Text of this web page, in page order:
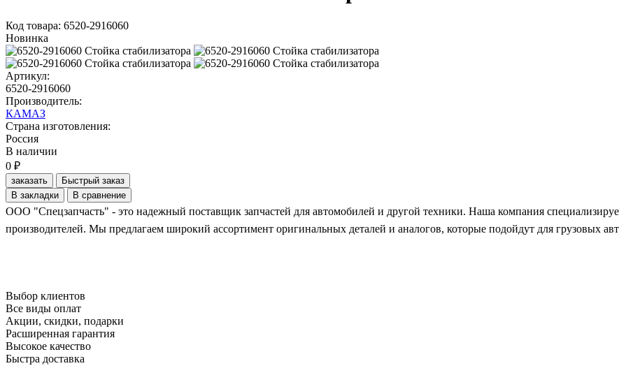
Код товара: 6520-2916060
Новинка
Артикул:
6520-2916060
Производитель:
КАМАЗ
Страна изготовления:
Россия
В наличии
0 ₽
заказать
Быстрый заказ
В закладки
В сравнение
ООО "Спецзапчасть" - это надежный поставщик запчастей для автомобилей и другой техники. Наша компания
производителей. Мы предлагаем широкий ассортимент оригинальных деталей и аналогов, которые подойдут для грузовых
Выбор клиентов
Все виды оплат
Акции, скидки, подарки
Расширенная гарантия
Высокое качество
Быстра доставка